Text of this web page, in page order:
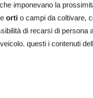
imponevano la
orti o campi da coltivare,
di recarsi di persona
questi i contenuti